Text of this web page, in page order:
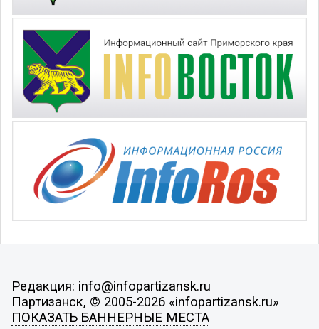
Редакция: info@infopartizansk.ru
Партизанск, © 2005-2026 «infopartizansk.ru»
ПОКАЗАТЬ БАННЕРНЫЕ МЕСТА